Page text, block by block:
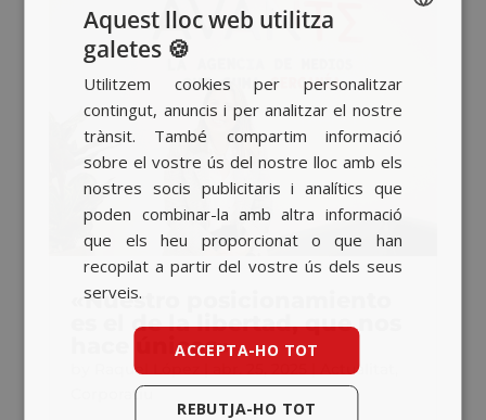
«Nuestro posicionamiento
es el de la libertad, que nos
hace únicos»
Raquel López Actualitat
Corporatiu
BASQUE
ENGLISH
Aquest lloc web utilitza
galetes 🍪
Utilitzem cookies per personalitzar
contingut, anuncis i per analitzar el nostre
trànsit. També compartim informació
sobre el vostre ús del nostre lloc amb els
nostres socis publicitaris i analítics que
poden combinar-la amb altra informació
que els heu proporcionat o que han
recopilat a partir del vostre ús dels seus
serveis.
ACCEPTA-HO TOT
REBUTJA-HO TOT